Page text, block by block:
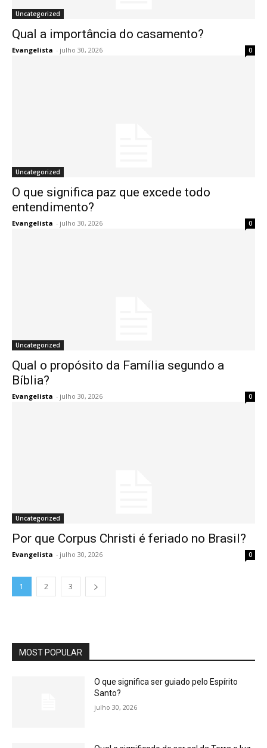
Uncategorized
Qual a importância do casamento?
Evangelista - julho 30, 2026 0
Uncategorized
O que significa paz que excede todo
entendimento?
Evangelista - julho 30, 2026 0
Uncategorized
Qual o propósito da Família segundo a
Bíblia?
Evangelista - julho 30, 2026 0
Uncategorized
Por que Corpus Christi é feriado no Brasil?
Evangelista - julho 30, 2026 0
1 2 3
MOST POPULAR
O que significa ser guiado pelo Espírito
Santo?
julho 30, 2026